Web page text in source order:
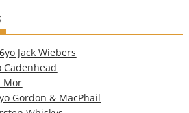
Jack Wiebers
Cadenhead
Mor
Gordon & MacPhail